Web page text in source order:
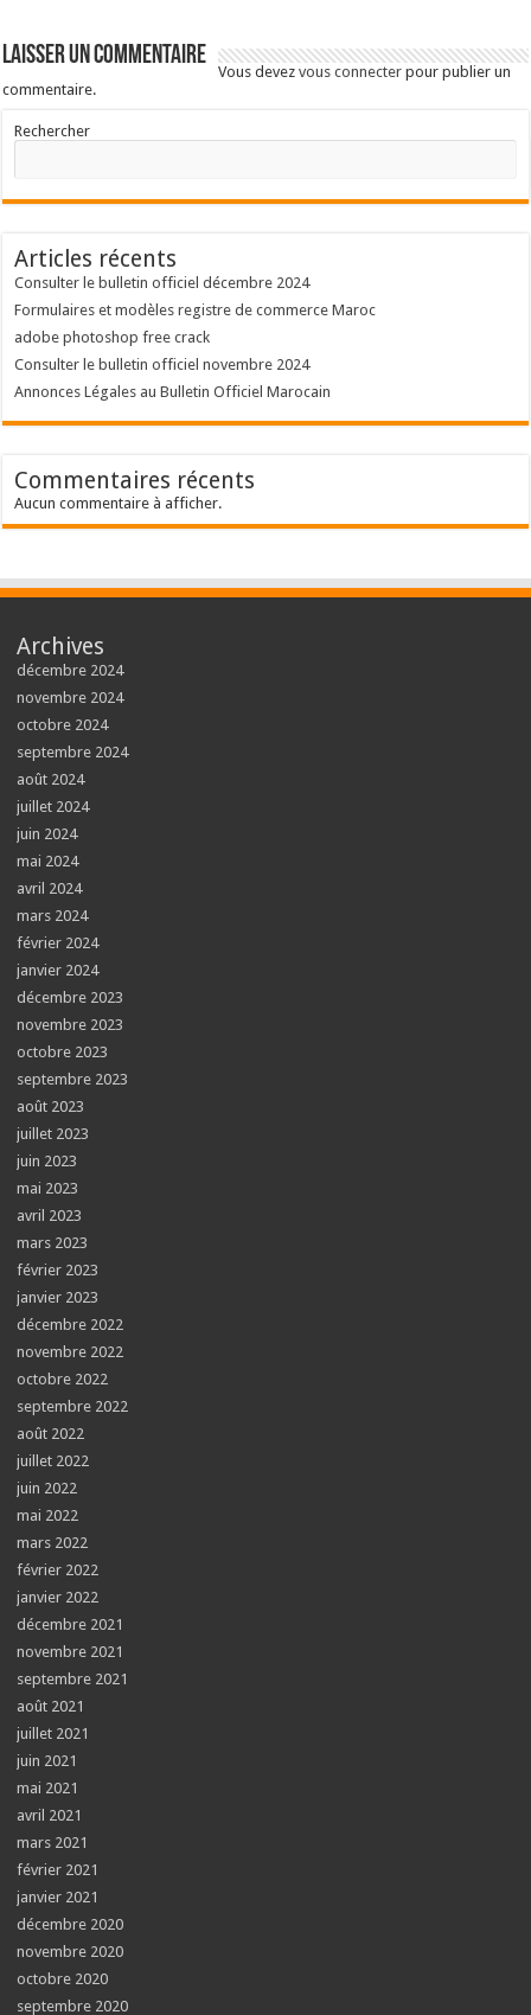
Laisser un commentaire
Vous devezvous connecter pour publier un
commentaire.
Rechercher
Articles récents
Consulter le bulletin officiel décembre 2024
Formulaires et modèles registre de commerce Maroc
adobe photoshop free crack
Consulter le bulletin officiel novembre 2024
Annonces Légales au Bulletin Officiel Marocain
Commentaires récents
Aucun commentaire à afficher.
Archives
décembre 2024
novembre 2024
octobre 2024
septembre 2024
août 2024
juillet 2024
juin 2024
mai 2024
avril 2024
mars 2024
février 2024
janvier 2024
décembre 2023
novembre 2023
octobre 2023
septembre 2023
août 2023
juillet 2023
juin 2023
mai 2023
avril 2023
mars 2023
février 2023
janvier 2023
décembre 2022
novembre 2022
octobre 2022
septembre 2022
août 2022
juillet 2022
juin 2022
mai 2022
mars 2022
février 2022
janvier 2022
décembre 2021
novembre 2021
septembre 2021
août 2021
juillet 2021
juin 2021
mai 2021
avril 2021
mars 2021
février 2021
janvier 2021
décembre 2020
novembre 2020
octobre 2020
septembre 2020